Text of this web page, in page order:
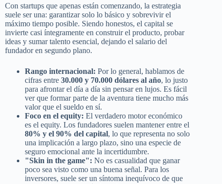
Con startups que apenas están comenzando, la estrategia
suele ser una: garantizar solo lo básico y sobrevivir el
máximo tiempo posible. Siendo honestos, el capital se
invierte casi íntegramente en construir el producto, probar
ideas y sumar talento esencial, dejando el salario del
fundador en segundo plano.
Rango internacional: Por lo general, hablamos de
cifras entre 30.000 y 70.000 dólares al año, lo justo
para afrontar el día a día sin pensar en lujos. Es fácil
ver que formar parte de la aventura tiene mucho más
valor que el sueldo en sí.
Foco en el equity: El verdadero motor económico
es el equity. Los fundadores suelen mantener entre el
80% y el 90% del capital, lo que representa no solo
una implicación a largo plazo, sino una especie de
seguro emocional ante la incertidumbre.
"Skin in the game": No es casualidad que ganar
poco sea visto como una buena señal. Para los
inversores, suele ser un síntoma inequívoco de que